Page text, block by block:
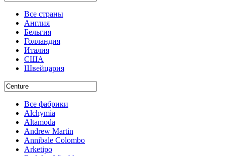
Все страны
Англия
Бельгия
Голландия
Италия
США
Швейцария
Все фабрики
Alchymia
Altamoda
Andrew Martin
Annibale Colombo
Arketipo